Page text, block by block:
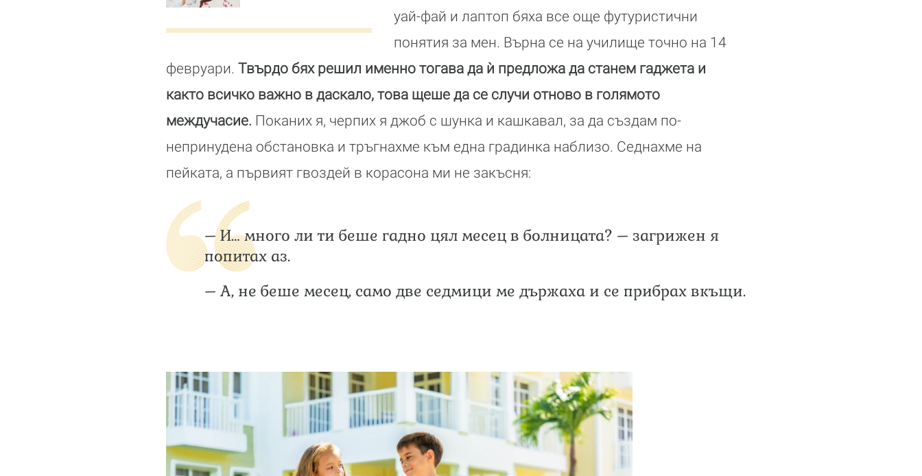
уай-фай и лаптоп бяха все още футуристични
понятия за мен. Върна се на училище точно на 14
февруари. Твърдо бях решил именно тогава да ѝ предложа да станем гаджета и
както всичко важно в даскало, това щеше да се случи отново в голямото
междучасие. Поканих я, черпих я джоб с шунка и кашкавал, за да създам по-
непринудена обстановка и тръгнахме към една градинка наблизо. Седнахме на
пейката, а първият гвоздей в корасона ми не закъсня:
– И… много ли ти беше гадно цял месец в болницата? – загрижен я
попитах аз.
– А, не беше месец, само две седмици ме държаха и се прибрах вкъщи.